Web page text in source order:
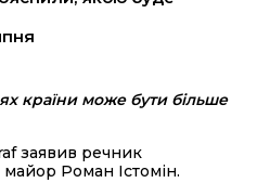
країни може бути більше
заявив речник
Роман Істомін.